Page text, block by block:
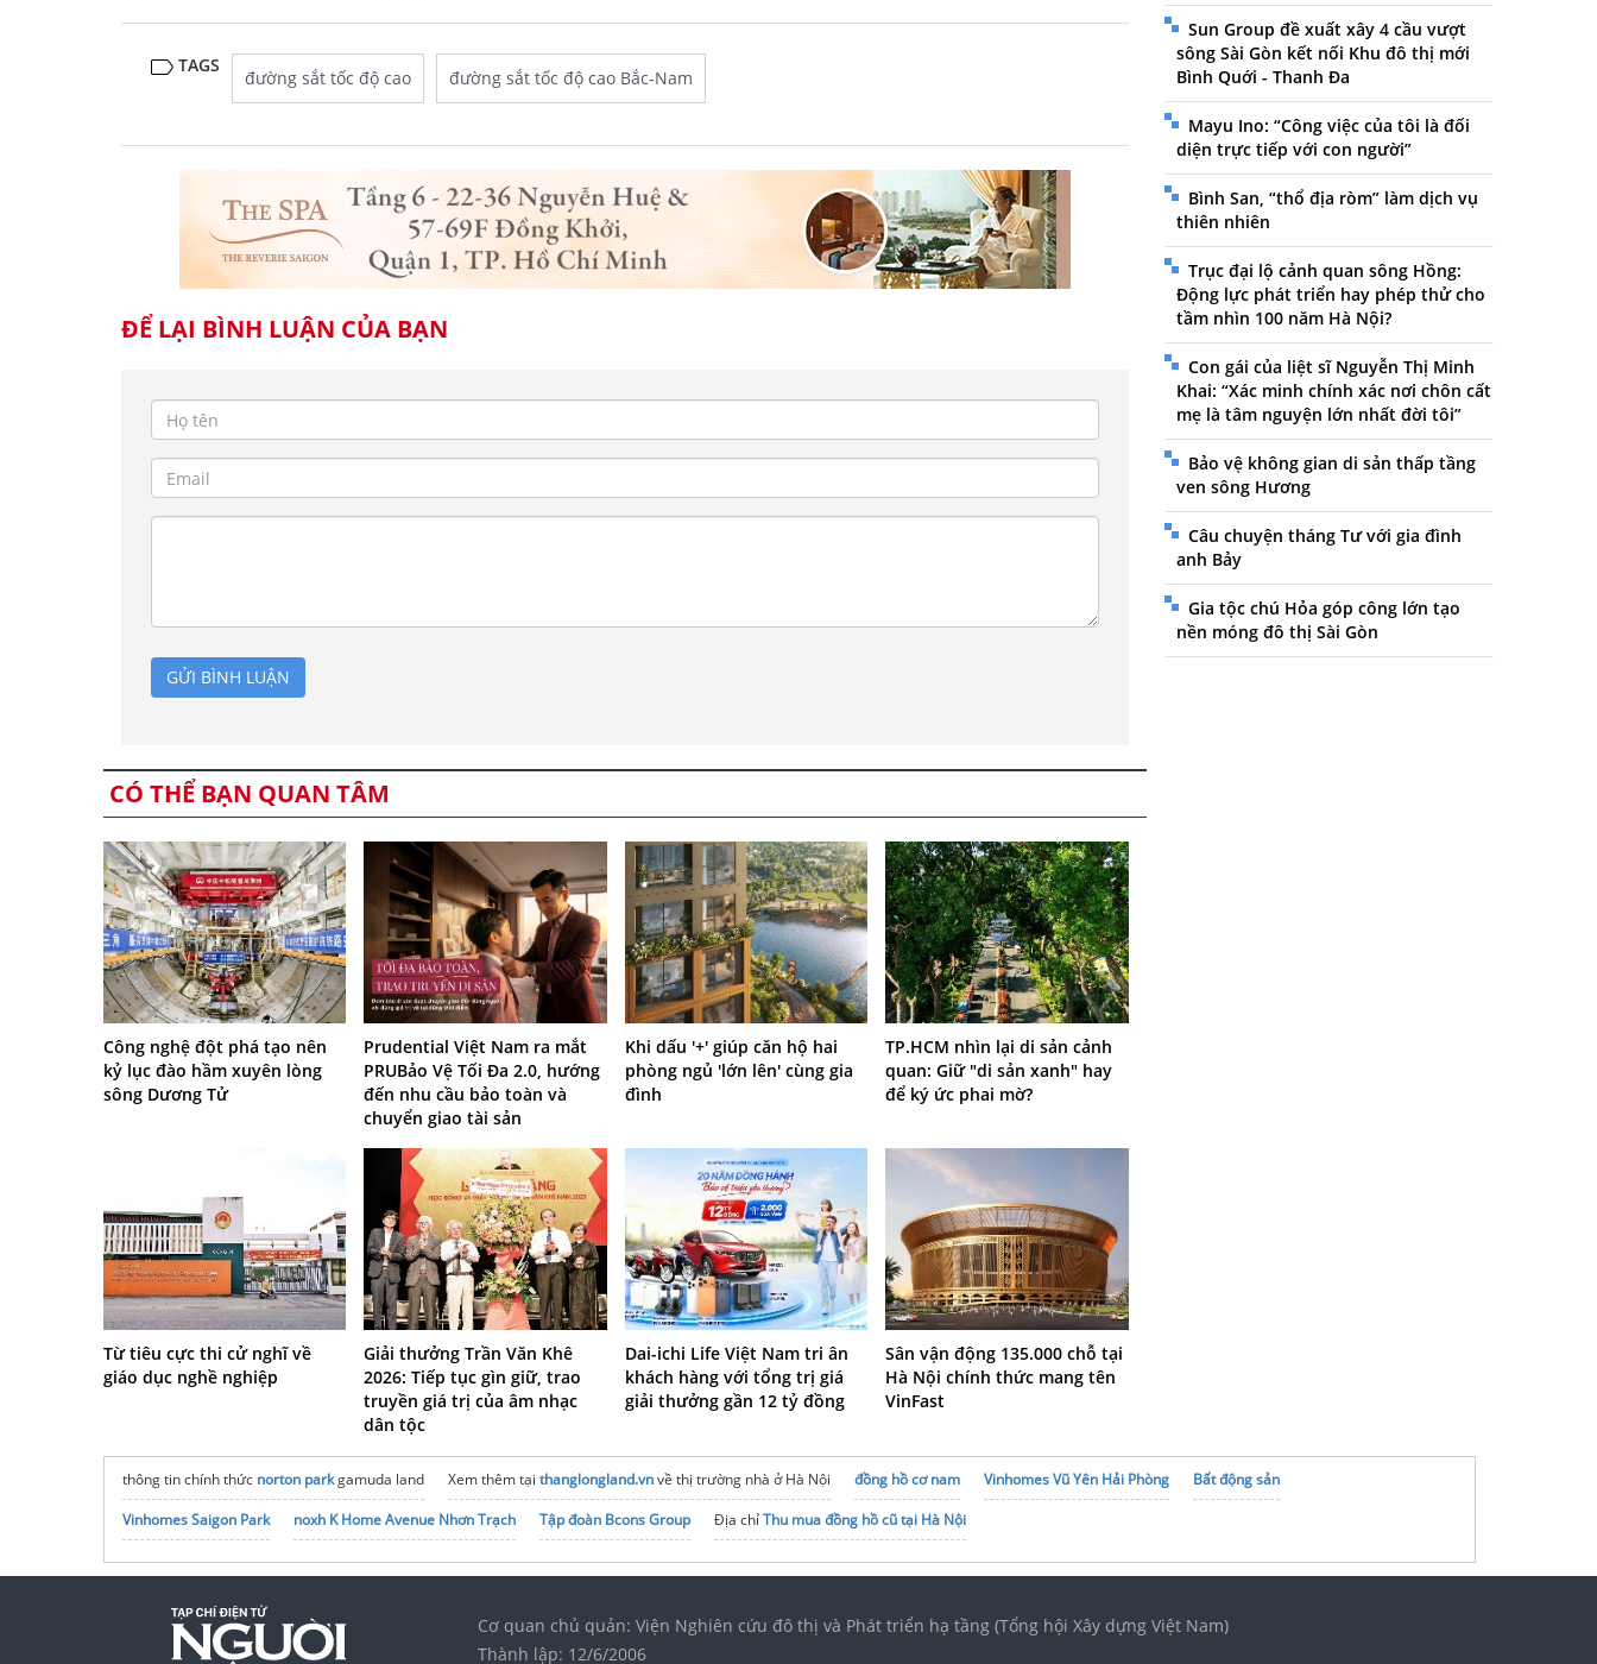
TAGS
đường sắt tốc độ cao đường sắt tốc độ cao Bắc-Nam
ĐỂ LẠI BÌNH LUẬN CỦA BẠN
GỬI BÌNH LUẬN
CÓ THỂ BẠN QUAN TÂM
Công nghệ đột phá tạo nên
kỷ lục đào hầm xuyên lòng
sông Dương Tử
Prudential Việt Nam ra mắt
PRUBảo Vệ Tối Đa 2.0, hướng
đến nhu cầu bảo toàn và
chuyển giao tài sản
Khi dấu '+' giúp căn hộ hai
phòng ngủ 'lớn lên' cùng gia
đình
TP.HCM nhìn lại di sản cảnh
quan: Giữ "di sản xanh" hay
để ký ức phai mờ?
Từ tiêu cực thi cử nghĩ về
giáo dục nghề nghiệp
Giải thưởng Trần Văn Khê
2026: Tiếp tục gìn giữ, trao
truyền giá trị của âm nhạc
dân tộc
Dai-ichi Life Việt Nam tri ân
khách hàng với tổng trị giá
giải thưởng gần 12 tỷ đồng
Sân vận động 135.000 chỗ tại
Hà Nội chính thức mang tên
VinFast
Sun Group đề xuất xây 4 cầu vượt
sông Sài Gòn kết nối Khu đô thị mới
Bình Quới - Thanh Đa
Mayu Ino: “Công việc của tôi là đối
diện trực tiếp với con người”
Bình San, “thổ địa ròm” làm dịch vụ
thiên nhiên
Trục đại lộ cảnh quan sông Hồng:
Động lực phát triển hay phép thử cho
tầm nhìn 100 năm Hà Nội?
Con gái của liệt sĩ Nguyễn Thị Minh
Khai: “Xác minh chính xác nơi chôn cất
mẹ là tâm nguyện lớn nhất đời tôi”
Bảo vệ không gian di sản thấp tầng
ven sông Hương
Câu chuyện tháng Tư với gia đình
anh Bảy
Gia tộc chú Hỏa góp công lớn tạo
nền móng đô thị Sài Gòn
thông tin chính thức norton parkgamuda land Xem thêm tại thanglongland.vnvề thị trường nhà ở Hà Nội đồng hồ cơ nam Vinhomes Vũ Yên Hải Phòng
Bất động sản
Vinhomes Saigon Park
noxh K Home Avenue Nhơn Trạch Tập đoàn Bcons Group Địa chỉThu mua đồng hồ cũ tại Hà Nội
Cơ quan chủ quản: Viện Nghiên cứu đô thị và Phát triển hạ tầng (Tổng hội Xây dựng Việt Nam)
Thành lập: 12/6/2006